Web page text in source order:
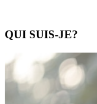
QUI SUIS-JE?